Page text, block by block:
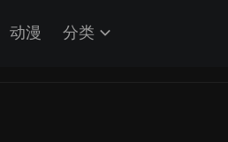
动漫 分类